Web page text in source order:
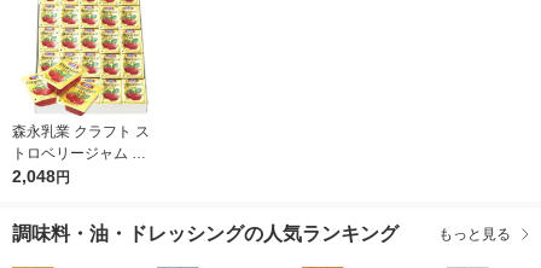
森永乳業 クラフト ス
トロベリージャム （1
4g×50個） 1箱 いちご
装 常温保存
2,048円
調味料・油・ドレッシングの人気ランキング もっと見る